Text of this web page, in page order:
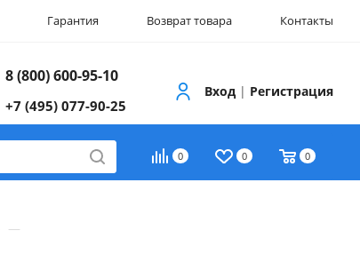
Гарантия Возврат товара Контакты
8 (800) 600-95-10
+7 (495) 077-90-25
Вход | Регистрация
0 0 0
—